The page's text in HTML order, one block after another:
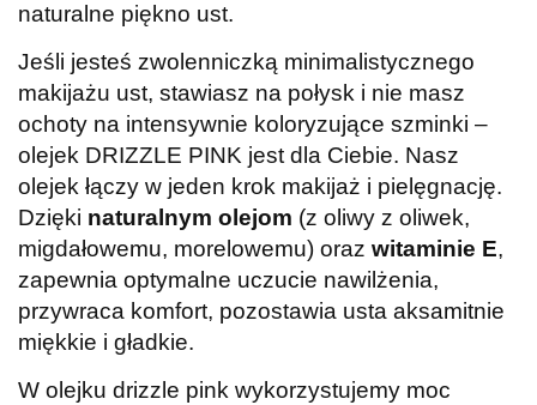
naturalne piękno ust.
Jeśli jesteś zwolenniczką minimalistycznego
makijażu ust, stawiasz na połysk i nie masz
ochoty na intensywnie koloryzujące szminki –
olejek DRIZZLE PINK jest dla Ciebie. Nasz
olejek łączy w jeden krok makijaż i pielęgnację.
Dzięki naturalnym olejom (z oliwy z oliwek,
migdałowemu, morelowemu) oraz witaminie E,
zapewnia optymalne uczucie nawilżenia,
przywraca komfort, pozostawia usta aksamitnie
miękkie i gładkie.
W olejku drizzle pink wykorzystujemy moc